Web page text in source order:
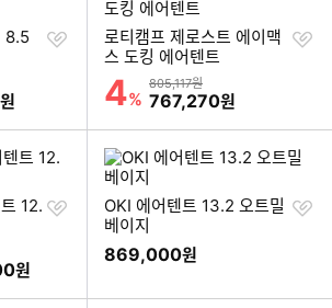
8.5
원
찜
로티캠프 제로스트 에이맥
스 도킹 에어텐트
할인률
4%
상품금액
805,117원
할인금액
767,270원
찜
12.
원
찜
OKI 에어텐트 13.2 오트밀
베이지
869,000원
찜